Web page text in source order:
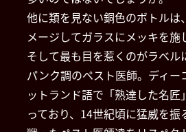
他に類を見ない銅色のボトルは
メージしてガラスにメッキを施
そして最も目を惹くのがラベル
パンク調のペスト医師。ディー
ットランド語で「熟達した名
っており、14世紀頃に猛威を振